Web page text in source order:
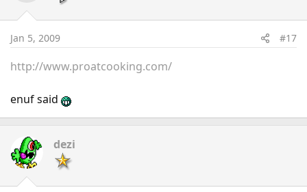
Jan 5, 2009 #17
http://www.proatcooking.com/
enuf said
dezi